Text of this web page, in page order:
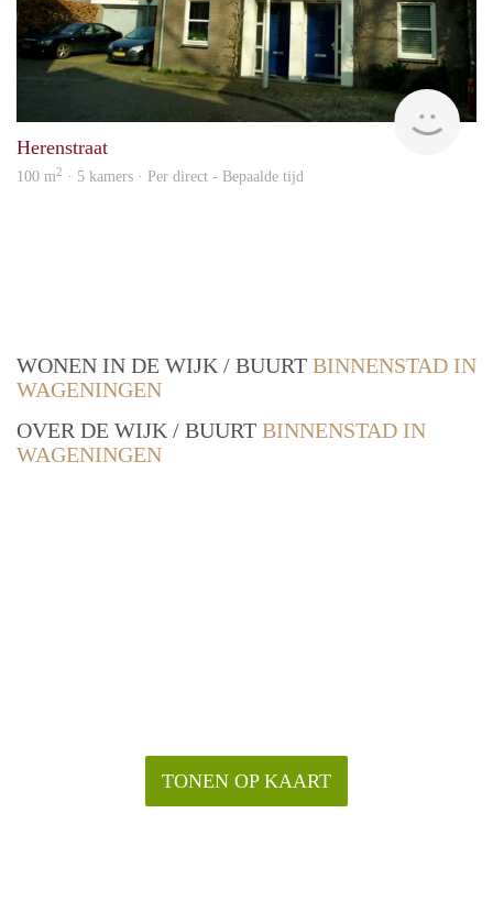
Herenstraat
100 m2 · 5 kamers · Per direct - Bepaalde tijd
WONEN IN DE WIJK / BUURT BINNENSTAD IN
WAGENINGEN
OVER DE WIJK / BUURT BINNENSTAD IN
WAGENINGEN
TONEN OP KAART